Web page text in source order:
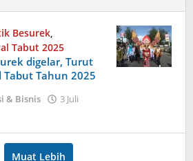
Besurek,
Tabut 2025
digelar, Turut
Tahun 2025
& Bisnis
3 Juli
Muat Lebih